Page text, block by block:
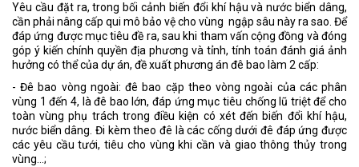
Yêu cầu đặt ra, trong bối cảnh biến đổi khí hậu và nước biển dâng,
cần phải nâng cấp qui mô bảo vệ cho vùng ngập sâu này ra sao. Để
đáp ứng được mục tiêu đề ra, sau khi tham vấn cộng đồng và đóng
góp ý kiến chính quyền địa phương và tỉnh, tính toán đánh giá ảnh
hưởng có thể của dự án, đề xuất phương án đê bao làm 2 cấp:
- Đê bao vòng ngoài: đê bao cặp theo vòng ngoài của các phân
vùng 1 đến 4, là đê bao lớn, đáp ứng mục tiêu chống lũ triệt để cho
toàn vùng phụ trách trong điều kiện có xét đến biến đổi khí hậu,
nước biển dâng. Đi kèm theo đê là các cống dưới đê đáp ứng được
các yêu cầu tưới, tiêu cho vùng khi cần và giao thông thủy trong
vùng…;